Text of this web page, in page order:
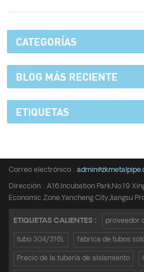
CATEGORÍAS
BLOG MÁS RECIENTE
ETIQUETAS
Correo electrónico :
Dirección : A16,Incubation Park,No.19
Economic Zone,Yancheng City,Jiangsu
ETIQUETAS CALIENTES : proveedor
tubo 304/316L fábrica de tubos
Precio de la tubería de aislamiento